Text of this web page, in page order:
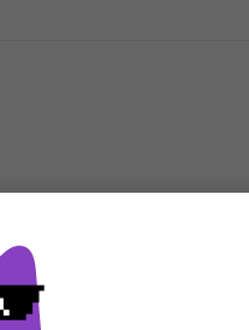
Typ